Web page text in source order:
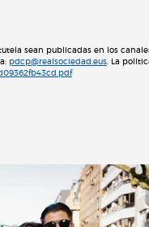
sean publicadas en los
pdcp@realsociedad.eus. La